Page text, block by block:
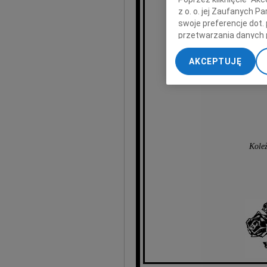
z o. o. jej Zaufanych
swoje preferencje dot.
przetwarzania danych
„Ustawienia
My, nasi Zaufani
dokładnych danych
Przechowywanie
AKCEPTUJĘ